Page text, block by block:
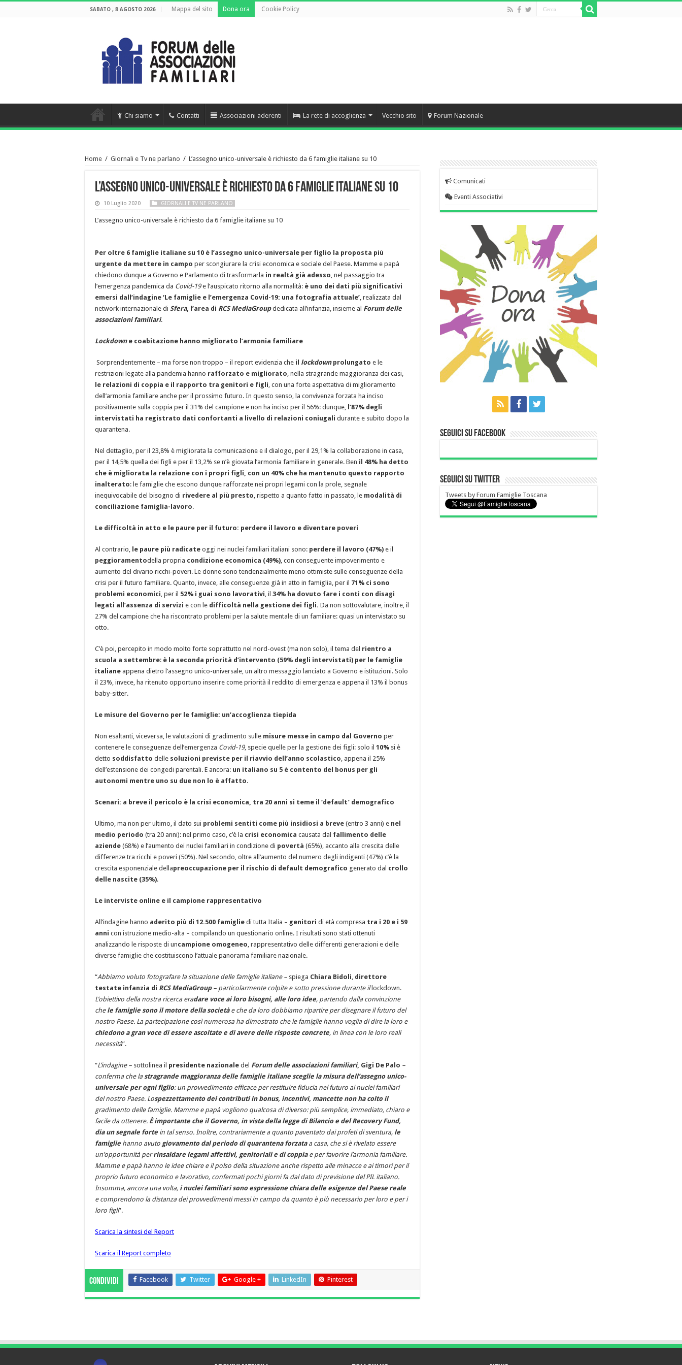
SABATO , 8 AGOSTO 2026 Mappa del sito Dona ora Cookie Policy
Chi siamo Contatti Associazioni aderenti La rete di accoglienza Vecchio sito Forum Nazionale
Home / Giornali e Tv ne parlano / L’assegno unico-universale è richiesto da 6 famiglie italiane su 10
L’assegno unico-universale è richiesto da 6 famiglie italiane su 10
10 Luglio 2020 GIORNALI E TV NE PARLANO
L’assegno unico-universale è richiesto da 6 famiglie italiane su 10
Per oltre 6 famiglie italiane su 10 è l’assegno unico-universale per figlio la proposta più
urgente da mettere in campo per scongiurare la crisi economica e sociale del Paese. Mamme e papà
chiedono dunque a Governo e Parlamento di trasformarla in realtà già adesso, nel passaggio tra
l’emergenza pandemica da Covid-19e l’auspicato ritorno alla normalità: è uno dei dati più significativi
emersi dall’indagine ‘Le famiglie e l’emergenza Covid-19: una fotografia attuale’, realizzata dal
network internazionale di Sfera, l’area di RCS MediaGroupdedicata all’infanzia, insieme al Forum delle
associazioni familiari.
Lockdowne coabitazione hanno migliorato l’armonia familiare
Sorprendentemente – ma forse non troppo – il report evidenzia che il lockdownprolungato e le
restrizioni legate alla pandemia hanno rafforzato e migliorato, nella stragrande maggioranza dei casi,
le relazioni di coppia e il rapporto tra genitori e figli, con una forte aspettativa di miglioramento
dell’armonia familiare anche per il prossimo futuro. In questo senso, la convivenza forzata ha inciso
positivamente sulla coppia per il 31% del campione e non ha inciso per il 56%: dunque, l’87% degli
intervistati ha registrato dati confortanti a livello di relazioni coniugali durante e subito dopo la
quarantena.
Nel dettaglio, per il 23,8% è migliorata la comunicazione e il dialogo, per il 29,1% la collaborazione in casa,
per il 14,5% quella dei figli e per il 13,2% se n’è giovata l’armonia familiare in generale. Ben il 48% ha detto
che è migliorata la relazione con i propri figli, con un 40% che ha mantenuto questo rapporto
inalterato: le famiglie che escono dunque rafforzate nei propri legami con la prole, segnale
inequivocabile del bisogno di rivedere al più presto, rispetto a quanto fatto in passato, le modalità di
conciliazione famiglia-lavoro.
Le difficoltà in atto e le paure per il futuro: perdere il lavoro e diventare poveri
Al contrario, le paure più radicate oggi nei nuclei familiari italiani sono: perdere il lavoro (47%) e il
peggioramentodella propria condizione economica (49%), con conseguente impoverimento e
aumento del divario ricchi-poveri. Le donne sono tendenzialmente meno ottimiste sulle conseguenze della
crisi per il futuro familiare. Quanto, invece, alle conseguenze già in atto in famiglia, per il 71% ci sono
problemi economici, per il 52% i guai sono lavorativi, il 34% ha dovuto fare i conti con disagi
legati all’assenza di servizi e con le difficoltà nella gestione dei figli. Da non sottovalutare, inoltre, il
27% del campione che ha riscontrato problemi per la salute mentale di un familiare: quasi un intervistato su
otto.
C’è poi, percepito in modo molto forte soprattutto nel nord-ovest (ma non solo), il tema del rientro a
scuola a settembre: è la seconda priorità d’intervento (59% degli intervistati) per le famiglie
italiane appena dietro l’assegno unico-universale, un altro messaggio lanciato a Governo e istituzioni. Solo
il 23%, invece, ha ritenuto opportuno inserire come priorità il reddito di emergenza e appena il 13% il bonus
baby-sitter.
Le misure del Governo per le famiglie: un’accoglienza tiepida
Non esaltanti, viceversa, le valutazioni di gradimento sulle misure messe in campo dal Governo per
contenere le conseguenze dell’emergenza Covid-19, specie quelle per la gestione dei figli: solo il 10% si è
detto soddisfatto delle soluzioni previste per il riavvio dell’anno scolastico, appena il 25%
dell’estensione dei congedi parentali. E ancora: un italiano su 5 è contento del bonus per gli
autonomi mentre uno su due non lo è affatto.
Scenari: a breve il pericolo è la crisi economica, tra 20 anni si teme il ‘default’ demografico
Ultimo, ma non per ultimo, il dato sui problemi sentiti come più insidiosi a breve (entro 3 anni) e nel
medio periodo (tra 20 anni): nel primo caso, c’è la crisi economica causata dal fallimento delle
aziende (68%) e l’aumento dei nuclei familiari in condizione di povertà (65%), accanto alla crescita delle
differenze tra ricchi e poveri (50%). Nel secondo, oltre all’aumento del numero degli indigenti (47%) c’è la
crescita esponenziale dellapreoccupazione per il rischio di default demografico generato dal crollo
delle nascite (35%).
Le interviste online e il campione rappresentativo
All’indagine hanno aderito più di 12.500 famiglie di tutta Italia – genitori di età compresa tra i 20 e i 59
anni con istruzione medio-alta – compilando un questionario online. I risultati sono stati ottenuti
analizzando le risposte di uncampione omogeneo, rappresentativo delle differenti generazioni e delle
diverse famiglie che costituiscono l’attuale panorama familiare nazionale.
“Abbiamo voluto fotografare la situazione delle famiglie italiane – spiega Chiara Bidoli, direttore
testate infanzia di RCS MediaGroup – particolarmente colpite e sotto pressione durante il lockdown.
L’obiettivo della nostra ricerca eradare voce ai loro bisogni, alle loro idee, partendo dalla convinzione
che le famiglie sono il motore della societàe che da loro dobbiamo ripartire per disegnare il futuro del
nostro Paese. La partecipazione così numerosa ha dimostrato che le famiglie hanno voglia di dire la loro e
chiedono a gran voce di essere ascoltate e di avere delle risposte concrete, in linea con le loro reali
necessità”.
“L’indagine – sottolinea il presidente nazionale del Forum delle associazioni familiari, Gigi De Palo –
conferma che lastragrande maggioranza delle famiglie italiane sceglie la misura dell’assegno unico-
universale per ogni figlio: un provvedimento efficace per restituire fiducia nel futuro ai nuclei familiari
del nostro Paese. Lospezzettamento dei contributi in bonus, incentivi, mancette non ha colto il
gradimento delle famiglie. Mamme e papà vogliono qualcosa di diverso: più semplice, immediato, chiaro e
facile da ottenere. È importante che il Governo, in vista della legge di Bilancio e del Recovery Fund,
dia un segnale forte in tal senso. Inoltre, contrariamente a quanto paventato dai profeti di sventura, le
famiglie hanno avuto giovamento dal periodo di quarantena forzata a casa, che si è rivelato essere
un’opportunità perrinsaldare legami affettivi, genitoriali e di coppiae per favorire l’armonia familiare.
Mamme e papà hanno le idee chiare e il polso della situazione anche rispetto alle minacce e ai timori per il
proprio futuro economico e lavorativo, confermati pochi giorni fa dal dato di previsione del PIL italiano.
Insomma, ancora una volta, i nuclei familiari sono espressione chiara delle esigenze del Paese reale
e comprendono la distanza dei provvedimenti messi in campo da quanto è più necessario per loro e per i
loro figli”.
Scarica la sintesi del Report
Scarica il Report completo
Condividi Facebook Twitter Google + LinkedIn Pinterest
Comunicati
Eventi Associativi
Seguici su Facebook
Seguici su Twitter
Tweets by Forum Famiglie Toscana